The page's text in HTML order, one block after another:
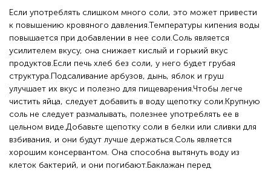
Если употреблять слишком много соли, это может привести
к повышению кровяного давления.Температуры кипения воды
повышается при добавлении в нее соли.Соль является
усилителем вкусу, она снижает кислый и горький вкус
продуктов.Если печь хлеб без соли, у него будет грубая
структура.Подсаливание арбузов, дынь, яблок и груш
улучшает их вкус и полезно для пищеварения.Чтобы легче
чистить яйца, следует добавить в воду щепотку соли.Крупную
соль не следует размалывать, полезнее употреблять ее в
цельном виде.Добавьте щепотку соли в белки или сливки для
взбивания, и они будут лучше держаться.Соль является
хорошим консервантом. Она способна вытянуть воду из
клеток бактерий, и они погибают.Баклажан перед